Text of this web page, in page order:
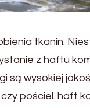
tkanin.
z haftu
są wysokiej
pościel. haft